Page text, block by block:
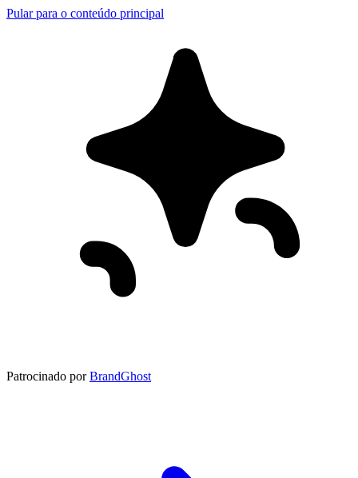
Pular para o conteúdo principal
Patrocinado por BrandGhost